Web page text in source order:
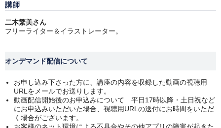
講師
二木繁美さん
フリーライター＆イラストレーター。
オンデマンド配信について
お申し込み下さった方に、講座の内容を収録した動画の視聴用
URLをメールでお送りします。
動画配信開始後のお申込みについて 平日17時以降・土日祝など
にお申込みいただいた場合、視聴用URLの送付にお時間をいただ
く場合がございます。